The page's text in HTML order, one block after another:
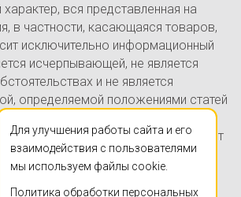
вся представленная на
в частности, касающаяся товаров,
исключительно информационный
исчерпывающей, не является
и не является
определяемой положениями статей
кодекса Российской
на настоящем Сайте цены носят
ознакомительный
от действительных цен в
(ИП Ершов А.В., ОГРНИП
Для улучшения работы сайта и его
взаимодействия с пользователями
мы используем файлы cookie.
Политика обработки персональных